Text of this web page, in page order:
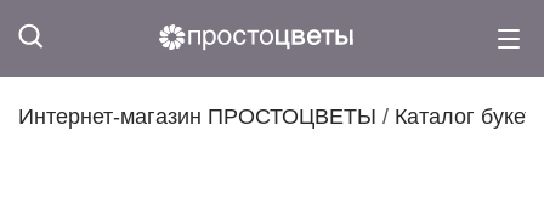
Интернет-магазин ПРОСТОЦВЕТЫ / Каталог